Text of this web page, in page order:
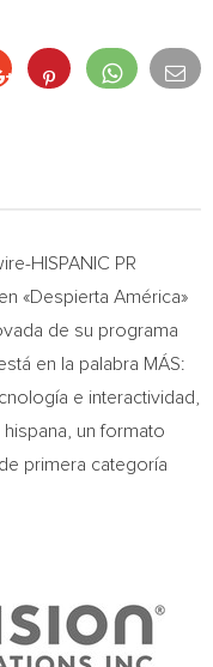
HISPANIC PR
«Despierta América»
de su programa
en la palabra MÁS:
e interactividad,
un formato
primera categoría